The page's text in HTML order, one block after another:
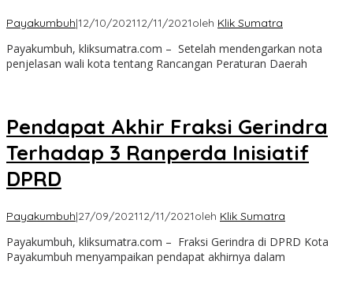
Payakumbuh|12/10/202112/11/2021oleh Klik Sumatra
Payakumbuh, kliksumatra.com – Setelah mendengarkan nota
penjelasan wali kota tentang Rancangan Peraturan Daerah
Pendapat Akhir Fraksi Gerindra
Terhadap 3 Ranperda Inisiatif
DPRD
Payakumbuh|27/09/202112/11/2021oleh Klik Sumatra
Payakumbuh, kliksumatra.com – Fraksi Gerindra di DPRD Kota
Payakumbuh menyampaikan pendapat akhirnya dalam